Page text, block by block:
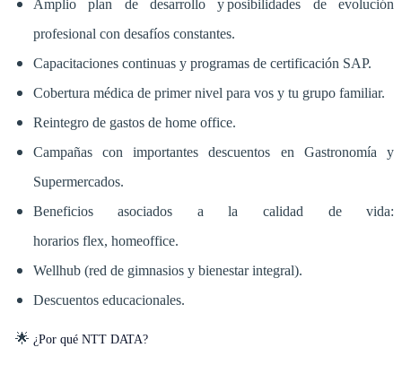
Amplio plan de desarrollo y posibilidades de evolución
profesional con desafíos constantes.
Capacitaciones continuas y programas de certificación SAP.
Cobertura médica de primer nivel para vos y tu grupo familiar.
Reintegro de gastos de home office.
Campañas con importantes descuentos en Gastronomía y
Supermercados.
Beneficios asociados a la calidad de vida:
horarios flex, homeoffice.
Wellhub (red de gimnasios y bienestar integral).
Descuentos educacionales.
🌟 ¿Por qué NTT DATA?